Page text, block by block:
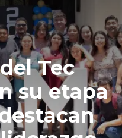
Tec
su etapa